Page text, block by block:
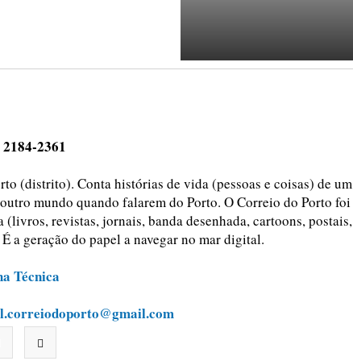
2361
(distrito). Conta histórias de vida (pessoas e coisas) de um
mundo quando falarem do Porto. O Correio do Porto foi
revistas, jornais, banda desenhada, cartoons, postais,
a geração do papel a navegar no mar digital.
Técnica